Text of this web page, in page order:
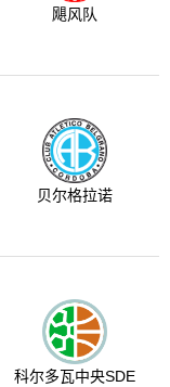
飓风队
贝尔格拉诺
科尔多瓦中央SDE